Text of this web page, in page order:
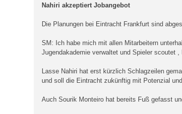
Nahiri akzeptiert Jobangebot
Die Planungen bei Eintracht Frankfurt sind
SM: Ich habe mich mit allen Mitarbeitern
Jugendakademie verwaltet und Spieler scoutet
Lasse Nahiri hat erst kürzlich Schlagzeilen
und soll die Eintracht zukünftig mit Potenzial
Auch Sourik Monteiro hat bereits Fuß gefasst